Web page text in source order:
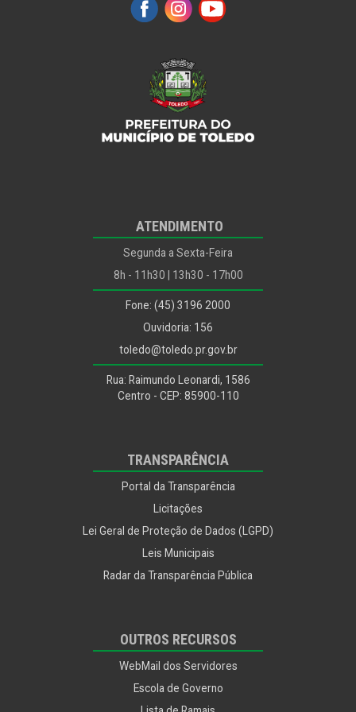
Infraestrutura Rural e Urbana e de Serviços Públicos
Políticas para Infância, Juventude, Mulher, Família e
Desenvolvimento Humano
Procuradoria Jurídica
Segurança Alimentar
Segurança e Mobilidade Urbana
ATENDIMENTO
Segunda a Sexta-Feira
8h - 11h30 | 13h30 - 17h00
Fone: (45) 3196 2000
Ouvidoria: 156
toledo@toledo.pr.gov.br
Rua: Raimundo Leonardi, 1586
Centro - CEP: 85900-110
TRANSPARÊNCIA
Portal da Transparência
Licitações
Lei Geral de Proteção de Dados (LGPD)
Leis Municipais
Radar da Transparência Pública
OUTROS RECURSOS
WebMail dos Servidores
Escola de Governo